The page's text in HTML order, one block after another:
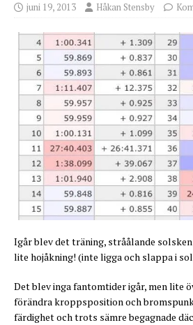
juni 19, 2013 Håkan Stensby
Igår blev det träning, stråålande
lite hojåkning! (inte ligga och slappa i
Det blev inga fantomtider igår, men lite
förändra kroppsposition och
färdighet och trots sämre begagnade